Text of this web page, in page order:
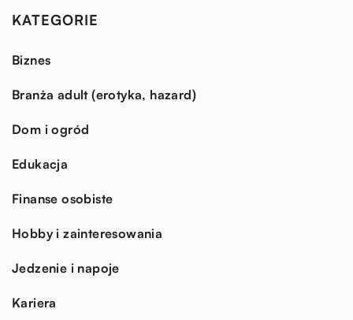
KATEGORIE
Biznes
Branża adult (erotyka, hazard)
Dom i ogród
Edukacja
Finanse osobiste
Hobby i zainteresowania
Jedzenie i napoje
Kariera